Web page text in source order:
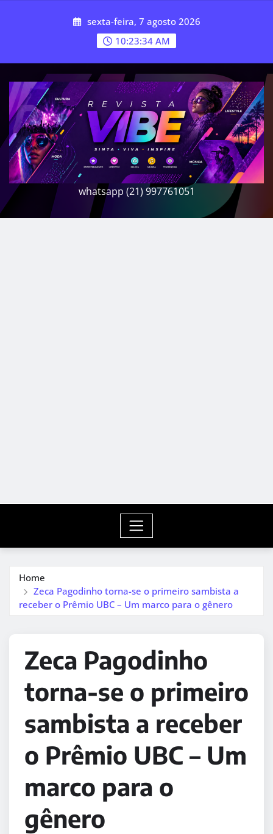
sexta-feira, 7 agosto 2026
10:23:37 AM
whatsapp (21) 997761051
Home
Zeca Pagodinho torna-se o primeiro sambista a
receber o Prêmio UBC – Um marco para o gênero
Zeca Pagodinho
torna-se o primeiro
sambista a receber
o Prêmio UBC – Um
marco para o
gênero